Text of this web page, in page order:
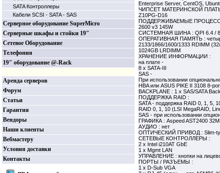
SATA Контроллеры
Кабели SCSI - SATA - SAS
Серверное оборудование SuperMicro
Серверные шкафы и стойки 19"
Сетевое Оборудование
Телефония
19" оборудование @-Rack
Аренда серверов
Форум
Статьи
Гарантия
Вендоры
Наши клиенты
Вебмастеру
Условия доставки
Контакты
Enterprise Server, CentOS,
ЧИПСЕТ МАТЕРИНСКОЙ ПЛАТЫ :
Z10PG-D16
ПОДДЕРЖИВАЕМЫЕ
2600 v3 145W
СИСТЕМНАЯ ШИНА : QPI 6.4 /
ОПЕРАТИВНАЯ ПАМЯТЬ :
2133/1866/1600/1333 RDIMM
1024GB LRDIMM
ХРАНЕНИЕ ИНФОРМАЦИИ :
на плате -
8 x SATA-III
SAS -
При использовании
HBA или ASUS PIKE II 3108 8-
BACKPLANE : 1 x SAS/SATA
ПОДДЕРЖКА RAID :
SATA - поддержка RAID 0, 1, 5,
RAID 0, 1, 10 (LSI MegaRAID,
SAS - при использовании
ГРАФИКА : Aspeed AST2400
АУДИО : нет
ОПТИЧЕСКИЙ ПРИВОД : Slim-
СЕТЕВЫЕ КОНТРОЛЛЕРЫ :
2 x Intel i210AT GbE
1 x Mgmt LAN
УПРАВЛЕНИЕ : кнопки на
ПОРТЫ / РАЗЪЕМЫ :
1 x D-Sub VGA